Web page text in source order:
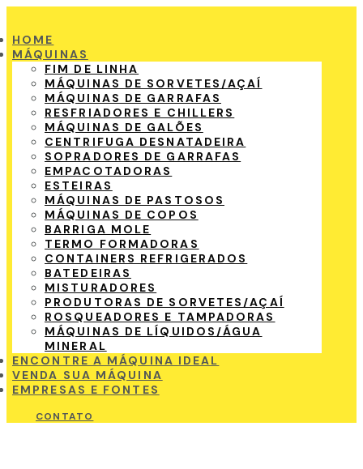
HOME
MÁQUINAS
FIM DE LINHA
MÁQUINAS DE SORVETES/AÇAÍ
MÁQUINAS DE GARRAFAS
RESFRIADORES E CHILLERS
MÁQUINAS DE GALÕES
CENTRIFUGA DESNATADEIRA
SOPRADORES DE GARRAFAS
EMPACOTADORAS
ESTEIRAS
MÁQUINAS DE PASTOSOS
MÁQUINAS DE COPOS
BARRIGA MOLE
TERMO FORMADORAS
CONTAINERS REFRIGERADOS
BATEDEIRAS
MISTURADORES
PRODUTORAS DE SORVETES/AÇAÍ
ROSQUEADORES E TAMPADORAS
MÁQUINAS DE LÍQUIDOS/ÁGUA
MINERAL
ENCONTRE A MÁQUINA IDEAL
VENDA SUA MÁQUINA
EMPRESAS E FONTES
CONTATO